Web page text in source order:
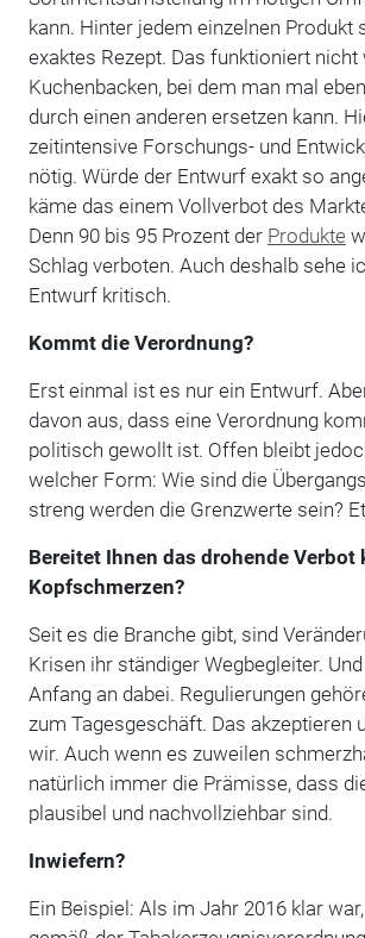
kann. Hinter jedem einzelnen Produkt
exaktes Rezept. Das funktioniert nicht
Kuchenbacken, bei dem man mal
durch einen anderen ersetzen kann.
zeitintensive Forschungs- und
nötig. Würde der Entwurf exakt so
käme das einem Vollverbot des
Denn 90 bis 95 Prozent der Produkte
Schlag verboten. Auch deshalb sehe
Entwurf kritisch.
Kommt die Verordnung?
Erst einmal ist es nur ein Entwurf.
davon aus, dass eine Verordnung
politisch gewollt ist. Offen bleibt
welcher Form: Wie sind die
streng werden die Grenzwerte sein?
Bereitet Ihnen das drohende Verbot
Kopfschmerzen?
Seit es die Branche gibt, sind
Krisen ihr ständiger Wegbegleiter.
Anfang an dabei. Regulierungen
zum Tagesgeschäft. Das akzeptieren
wir. Auch wenn es zuweilen
natürlich immer die Prämisse, dass
plausibel und nachvollziehbar sind.
Inwiefern?
Ein Beispiel: Als im Jahr 2016 klar